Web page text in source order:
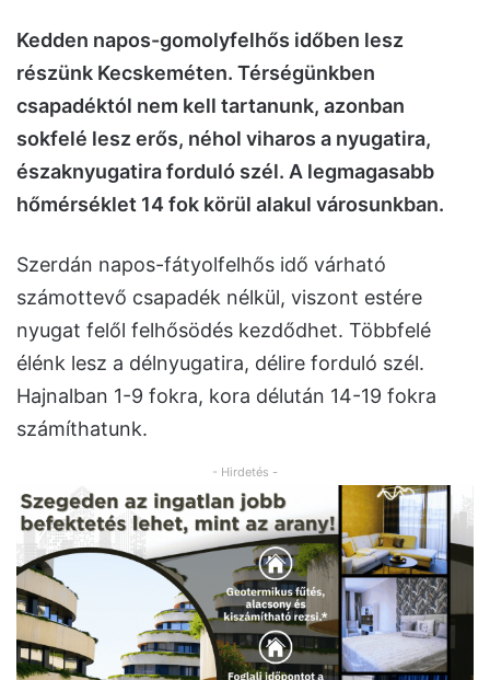
Kedden napos-gomolyfelhős időben lesz
részünk Kecskeméten. Térségünkben
csapadéktól nem kell tartanunk, azonban
sokfelé lesz erős, néhol viharos a nyugatira,
északnyugatira forduló szél. A legmagasabb
hőmérséklet 14 fok körül alakul városunkban.
Szerdán napos-fátyolfelhős idő várható
számottevő csapadék nélkül, viszont estére
nyugat felől felhősödés kezdődhet. Többfelé
élénk lesz a délnyugatira, délire forduló szél.
Hajnalban 1-9 fokra, kora délután 14-19 fokra
számíthatunk.
- Hirdetés -